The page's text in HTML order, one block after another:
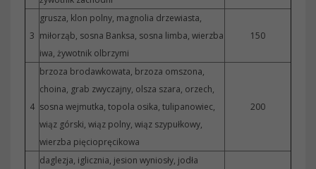
3
grusza, klon polny, magnolia drzewiasta,
miłorząb, sosna Banksa, sosna limba, wierzba
iwa, żywotnik olbrzymi
150
4
brzoza brodawkowata, brzoza omszona,
choina, grab zwyczajny, olsza szara, orzech,
sosna wejmutka, topola osika, tulipanowiec,
wiąz górski, wiąz polny, wiąz szypułkowy,
wierzba pięciopręcikowa
200
daglezja, iglicznia, jesion wyniosły, jodła